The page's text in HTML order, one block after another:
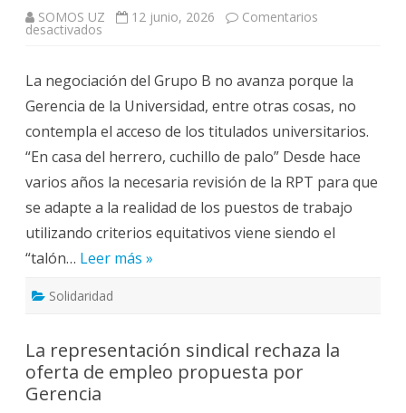
SOMOS UZ 12 junio, 2026 Comentarios
desactivados
B:
No
avanzar
en
la
negociación
nos
llevará
al
conflicto.
La negociación del Grupo B no avanza porque la
Gerencia de la Universidad, entre otras cosas, no
contempla el acceso de los titulados universitarios.
“En casa del herrero, cuchillo de palo” Desde hace
varios años la necesaria revisión de la RPT para que
se adapte a la realidad de los puestos de trabajo
utilizando criterios equitativos viene siendo el
“talón… Leer más »
Solidaridad
La representación sindical rechaza la
oferta de empleo propuesta por
Gerencia